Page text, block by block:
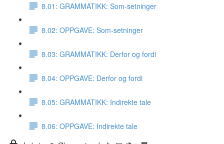
8.01: GRAMMATIKK: Som-setninger
8.02: OPPGAVE: Som-setninger
8.03: GRAMMATIKK: Derfor og fordi
8.04: OPPGAVE: Derfor og fordi
8.05: GRAMMATIKK: Indirekte tale
8.06: OPPGAVE: Indirekte tale